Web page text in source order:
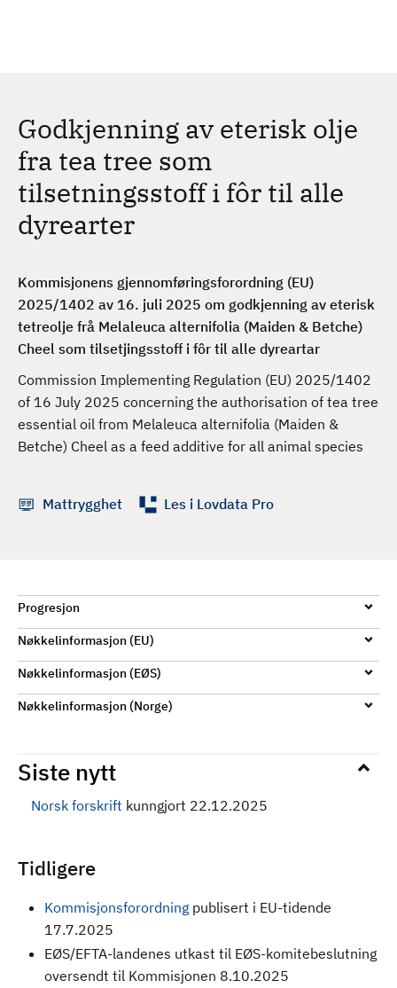
Godkjenning av eterisk olje
fra tea tree som
tilsetningsstoff i fôr til alle
dyrearter
Kommisjonens gjennomføringsforordning (EU)
2025/1402 av 16. juli 2025 om godkjenning av eterisk
tetreolje frå Melaleuca alternifolia (Maiden & Betche)
Cheel som tilsetjingsstoff i fôr til alle dyreartar
Commission Implementing Regulation (EU) 2025/1402
of 16 July 2025 concerning the authorisation of tea tree
essential oil from Melaleuca alternifolia (Maiden &
Betche) Cheel as a feed additive for all animal species
Mattrygghet Les i Lovdata Pro
Progresjon
Nøkkelinformasjon (EU)
Nøkkelinformasjon (EØS)
Nøkkelinformasjon (Norge)
Siste nytt
Norsk forskrift kunngjort 22.12.2025
Tidligere
Kommisjonsforordning publisert i EU-tidende
17.7.2025
EØS/EFTA-landenes utkast til EØS-komitebeslutning
oversendt til Kommisjonen 8.10.2025